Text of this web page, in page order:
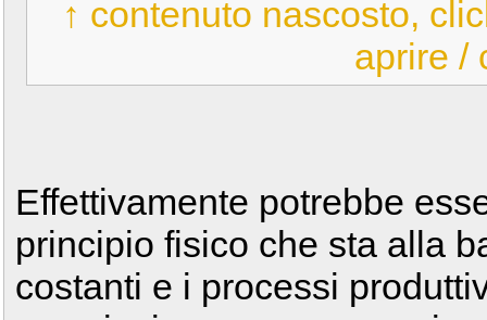
↑ contenuto nascosto,
aprire /
Effettivamente potrebbe
principio fisico che sta alla
costanti e i processi